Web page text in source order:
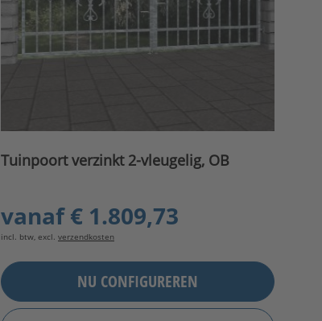
Tuinpoort verzinkt 2-vleugelig, OB
vanaf€ 1.809,73
incl. btw, excl. verzendkosten
NU CONFIGUREREN